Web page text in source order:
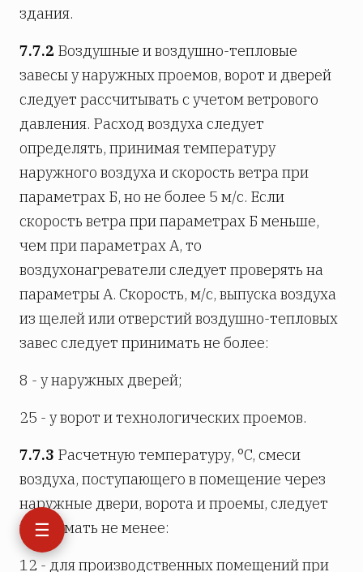
☰
здания.
7.7.2 Воздушные и воздушно-тепловые
завесы у наружных проемов, ворот и дверей
следует рассчитывать с учетом ветрового
давления. Расход воздуха следует
определять, принимая температуру
наружного воздуха и скорость ветра при
параметрах Б, но не более 5 м/с. Если
скорость ветра при параметрах Б меньше,
чем при параметрах А, то
воздухонагреватели следует проверять на
параметры А. Скорость, м/с, выпуска воздуха
из щелей или отверстий воздушно-тепловых
завес следует принимать не более:
8 - у наружных дверей;
25 - у ворот и технологических проемов.
7.7.3 Расчетную температуру, °C, смеси
воздуха, поступающего в помещение через
наружные двери, ворота и проемы, следует
принимать не менее:
12 - для производственных помещений при